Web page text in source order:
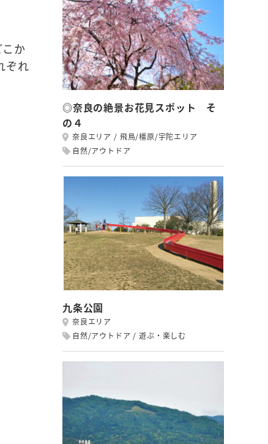
か
ぞれ
◎奈良の絶景お花見スポット そ
の４
奈良エリア
飛鳥/橿原/宇陀エリア
自然/アウトドア
九条公園
奈良エリア
自然/アウトドア
遊ぶ・楽しむ